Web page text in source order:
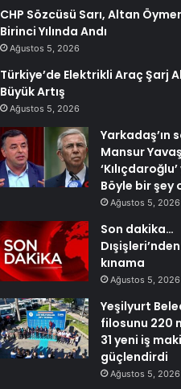
CHP Sözcüsü Sarı, Altan
Birinci Yılında Andı
Ağustos 5, 2026
Türkiye’de Elektrikli Araç Şarj
Büyük Artış
Ağustos 5, 2026
Yarkadaş’ın
Mansur
‘Kılıçdaroğlu’
Böyle bir şey
Ağustos 5, 2026
Son dakika…
kınama
Ağustos 5, 2026
Yeşilyurt
filosunu 220
31 yeni iş
güçlendirdi
Ağustos 5, 2026